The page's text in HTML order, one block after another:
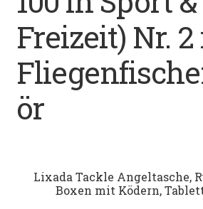
Impressum
Kontakt
Shop
Freizeit) Nr.
ör
Lixada Tackle Angeltasche,
Boxen mit Ködern,